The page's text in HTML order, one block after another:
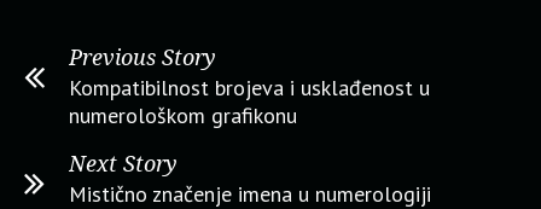
Previous Story
Kompatibilnost brojeva i usklađenost u
numerološkom grafikonu
Next Story
Mistično značenje imena u numerologiji